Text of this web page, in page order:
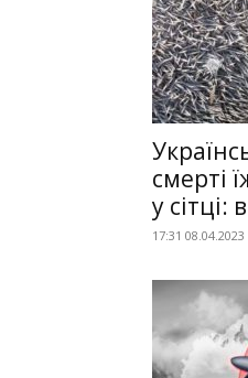
смерті
у сітці:
17:31 08.04.2023